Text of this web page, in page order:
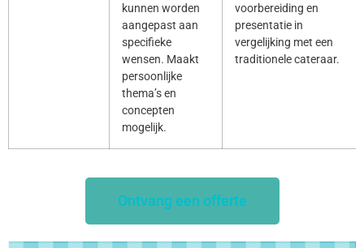
kunnen worden
aangepast aan
specifieke
wensen. Maakt
persoonlijke
thema’s en
concepten
mogelijk.
voorbereiding en
presentatie in
vergelijking met een
traditionele cateraar.
Ontvang een offerte